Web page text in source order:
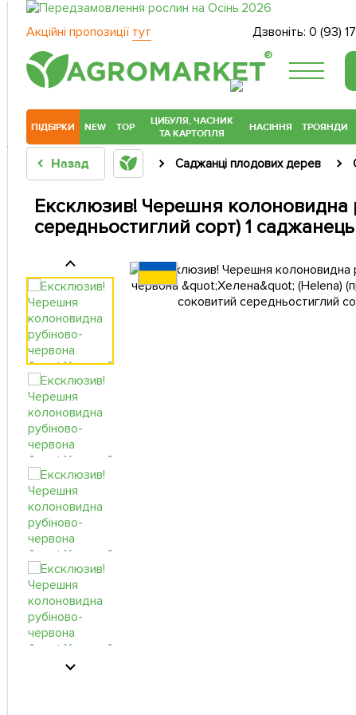
Акційні пропозиції тут Дзвоніть: 0 (93)
®
ПІДБІРКИ NEW TOP
ЦИБУЛЯ, ЧАСНИК
ТА КАРТОПЛЯ
НАСІННЯ ТРОЯНДИ
Назад Саджанці плодових дерев
Ексклюзив! Черешня колоновидна
середньостиглий сорт) 1